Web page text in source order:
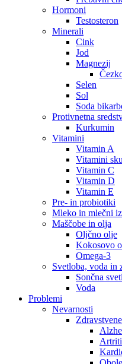
Hormoni
Testosteron
Minerali
Cink
Jod
Magnezij
Selen
Sol
Soda
Protivnetna
Kurkumin
Vitamini
Vitamin A
Vitamini
Vitamin C
Vitamin D
Vitamin E
Pre- in probiotiki
Mleko in mlečni
Maščobe in olja
Oljčno olje
Kokosovo
Omega-3
Svetloba, voda in
Sončna
Voda
Problemi
Nevarnosti